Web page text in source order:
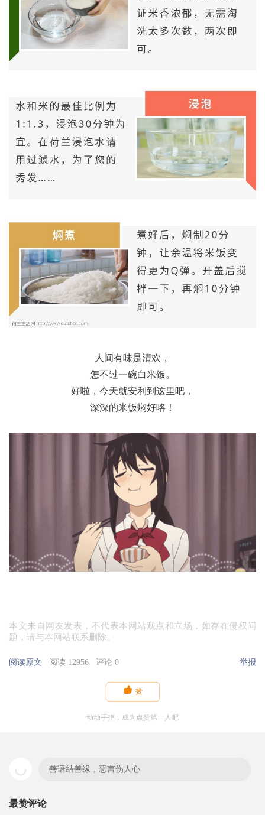
人间有味是清欢，
怎不过一碗白米饭。
好啦，今天就安利到这里吧，
深深的米饭焖好咯！
本文来自网友发表，不代表本网站观点和立场，如存在侵权问
题，请与本网站联系删除。
阅读原文 阅读 12956 评论 0 举报
 赞
动动手指，成为点赞第一人吧
善语结善缘，恶言伤人心
最赞评论